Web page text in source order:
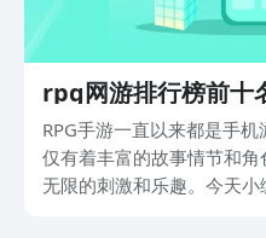
rpg网游排行榜前十
RPG手游一直以来都是手
仅有着丰富的故事情节和
无限的刺激和乐趣。今天